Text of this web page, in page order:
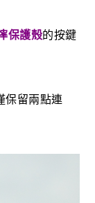
保護殼的按鍵
保留兩點連